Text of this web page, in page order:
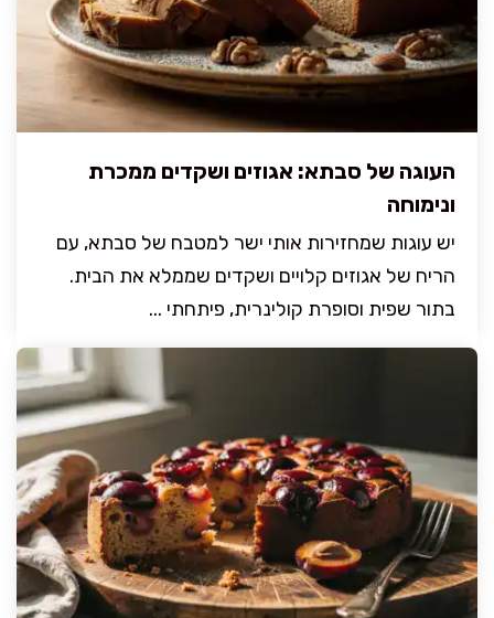
העוגה של סבתא: אגוזים ושקדים ממכרת
ונימוחה
יש עוגות שמחזירות אותי ישר למטבח של סבתא, עם
הריח של אגוזים קלויים ושקדים שממלא את הבית.
בתור שפית וסופרת קולינרית, פיתחתי ...